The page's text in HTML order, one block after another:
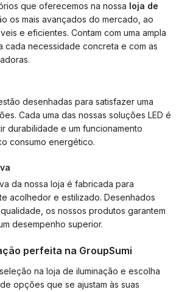
que oferecemos na nossa loja de
os mais avançados do mercado, ao
e eficientes. Contam com uma ampla
cada necessidade concreta e com as
desenhadas para satisfazer uma
Cada uma das nossas soluções LED é
durabilidade e um funcionamento
consumo energético.
da nossa loja é fabricada para
acolhedor e estilizado. Desenhados
os nossos produtos garantem
desempenho superior.
perfeita na GroupSumi
na loja de iluminação e escolha
opções que se ajustam às suas